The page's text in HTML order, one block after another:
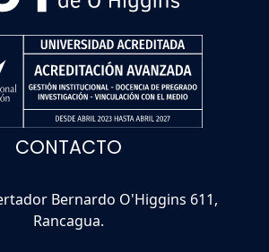
CONTACTO
Bernardo O'Higgins 611,
Rancagua.